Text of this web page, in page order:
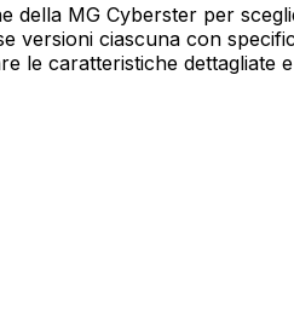
della MG Cyberster per
versioni ciascuna con
le caratteristiche